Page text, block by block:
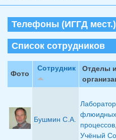
Телефоны (ИГГД
Список сотрудников
Фото
Сотрудник
Отделы и
Бушмин С.А.
флюидных
процессов
Учёный